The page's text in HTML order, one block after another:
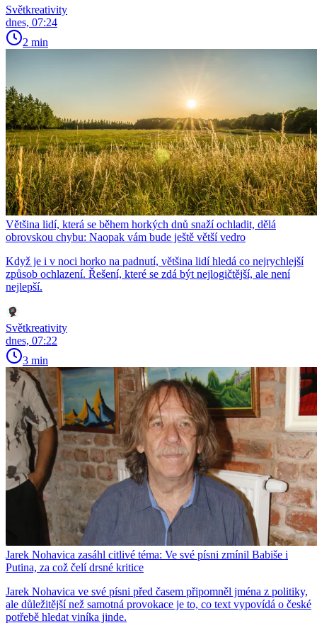
Světkreativity
dnes, 07:24
2 min
Většina lidí, která se během horkých dnů snaží ochladit, dělá
obrovskou chybu: Naopak vám bude ještě větší vedro
Když je i v noci horko na padnutí, většina lidí hledá co nejrychlejší
způsob ochlazení. Řešení, které se zdá být nejlogičtější, ale není
nejlepší.
Světkreativity
dnes, 07:22
3 min
Jarek Nohavica zasáhl citlivé téma: Ve své písni zmínil Babiše i
Putina, za což čelí drsné kritice
Jarek Nohavica ve své písni před časem připomněl jména z politiky,
ale důležitější než samotná provokace je to, co text vypovídá o české
potřebě hledat viníka jinde.